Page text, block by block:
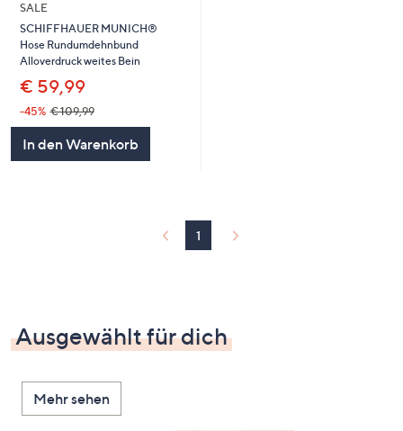
SALE
SCHIFFHAUER MUNICH®
Hose Rundumdehnbund
Alloverdruck weites Bein
€ 59,99
-45% € 109,99
In den Warenkorb
1
Ausgewählt für dich
Mehr sehen